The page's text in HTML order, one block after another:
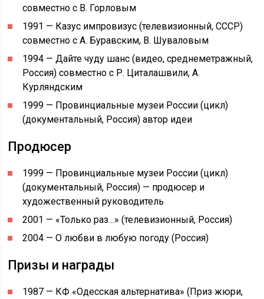
совместно с В. Горловым
1991 — Казус импровизус (телевизионный, СССР)
совместно с А. Буравским, В. Шуваловым
1994 — Дайте чуду шанс (видео, среднеметражный,
Россия) совместно с Р. Циталашвили, А.
Курляндским
1999 — Провинциальные музеи России (цикл)
(документальный, Россия) автор идеи
Продюсер
1999 — Провинциальные музеи России (цикл)
(документальный, Россия) — продюсер и
художественный руководитель
2001 — «Только раз…» (телевизионный, Россия)
2004 — О любви в любую погоду (Россия)
Призы и награды
1987 — КФ «Одесская альтернатива» (Приз жюри,